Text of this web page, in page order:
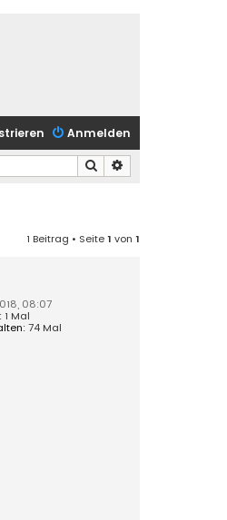
Anmelden
Suche
1 Beitrag • Seite1 von 1
08:07
1 Mal
74 Mal